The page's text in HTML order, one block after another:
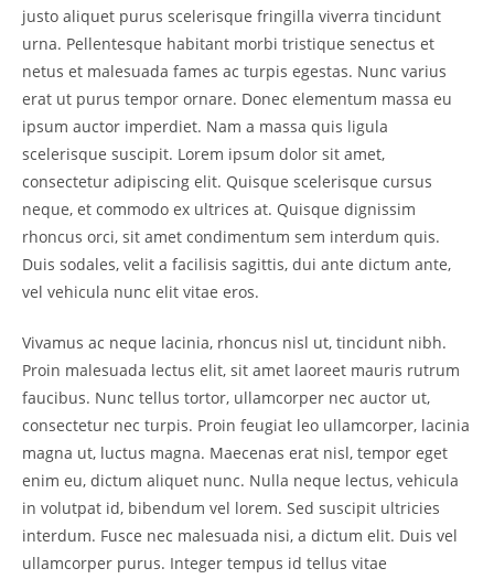
justo aliquet purus scelerisque fringilla viverra tincidunt
urna. Pellentesque habitant morbi tristique senectus et
netus et malesuada fames ac turpis egestas. Nunc varius
erat ut purus tempor ornare. Donec elementum massa eu
ipsum auctor imperdiet. Nam a massa quis ligula
scelerisque suscipit. Lorem ipsum dolor sit amet,
consectetur adipiscing elit. Quisque scelerisque cursus
neque, et commodo ex ultrices at. Quisque dignissim
rhoncus orci, sit amet condimentum sem interdum quis.
Duis sodales, velit a facilisis sagittis, dui ante dictum ante,
vel vehicula nunc elit vitae eros.
Vivamus ac neque lacinia, rhoncus nisl ut, tincidunt nibh.
Proin malesuada lectus elit, sit amet laoreet mauris rutrum
faucibus. Nunc tellus tortor, ullamcorper nec auctor ut,
consectetur nec turpis. Proin feugiat leo ullamcorper, lacinia
magna ut, luctus magna. Maecenas erat nisl, tempor eget
enim eu, dictum aliquet nunc. Nulla neque lectus, vehicula
in volutpat id, bibendum vel lorem. Sed suscipit ultricies
interdum. Fusce nec malesuada nisi, a dictum elit. Duis vel
ullamcorper purus. Integer tempus id tellus vitae